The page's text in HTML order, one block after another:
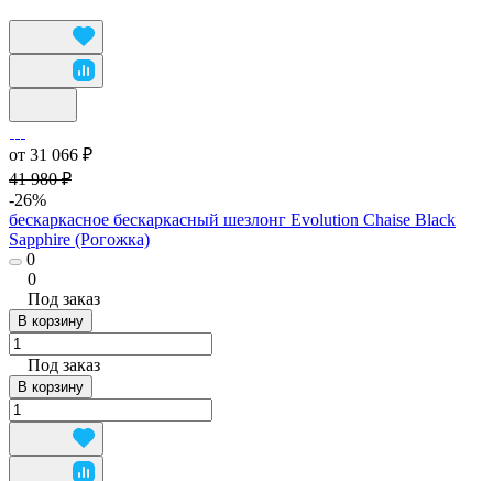
от 31 066 ₽
41 980 ₽
-26%
бескаркасное бескаркасный шезлонг Evolution Chaise Black
Sapphire (Рогожка)
0
0
Под заказ
В корзину
Под заказ
В корзину